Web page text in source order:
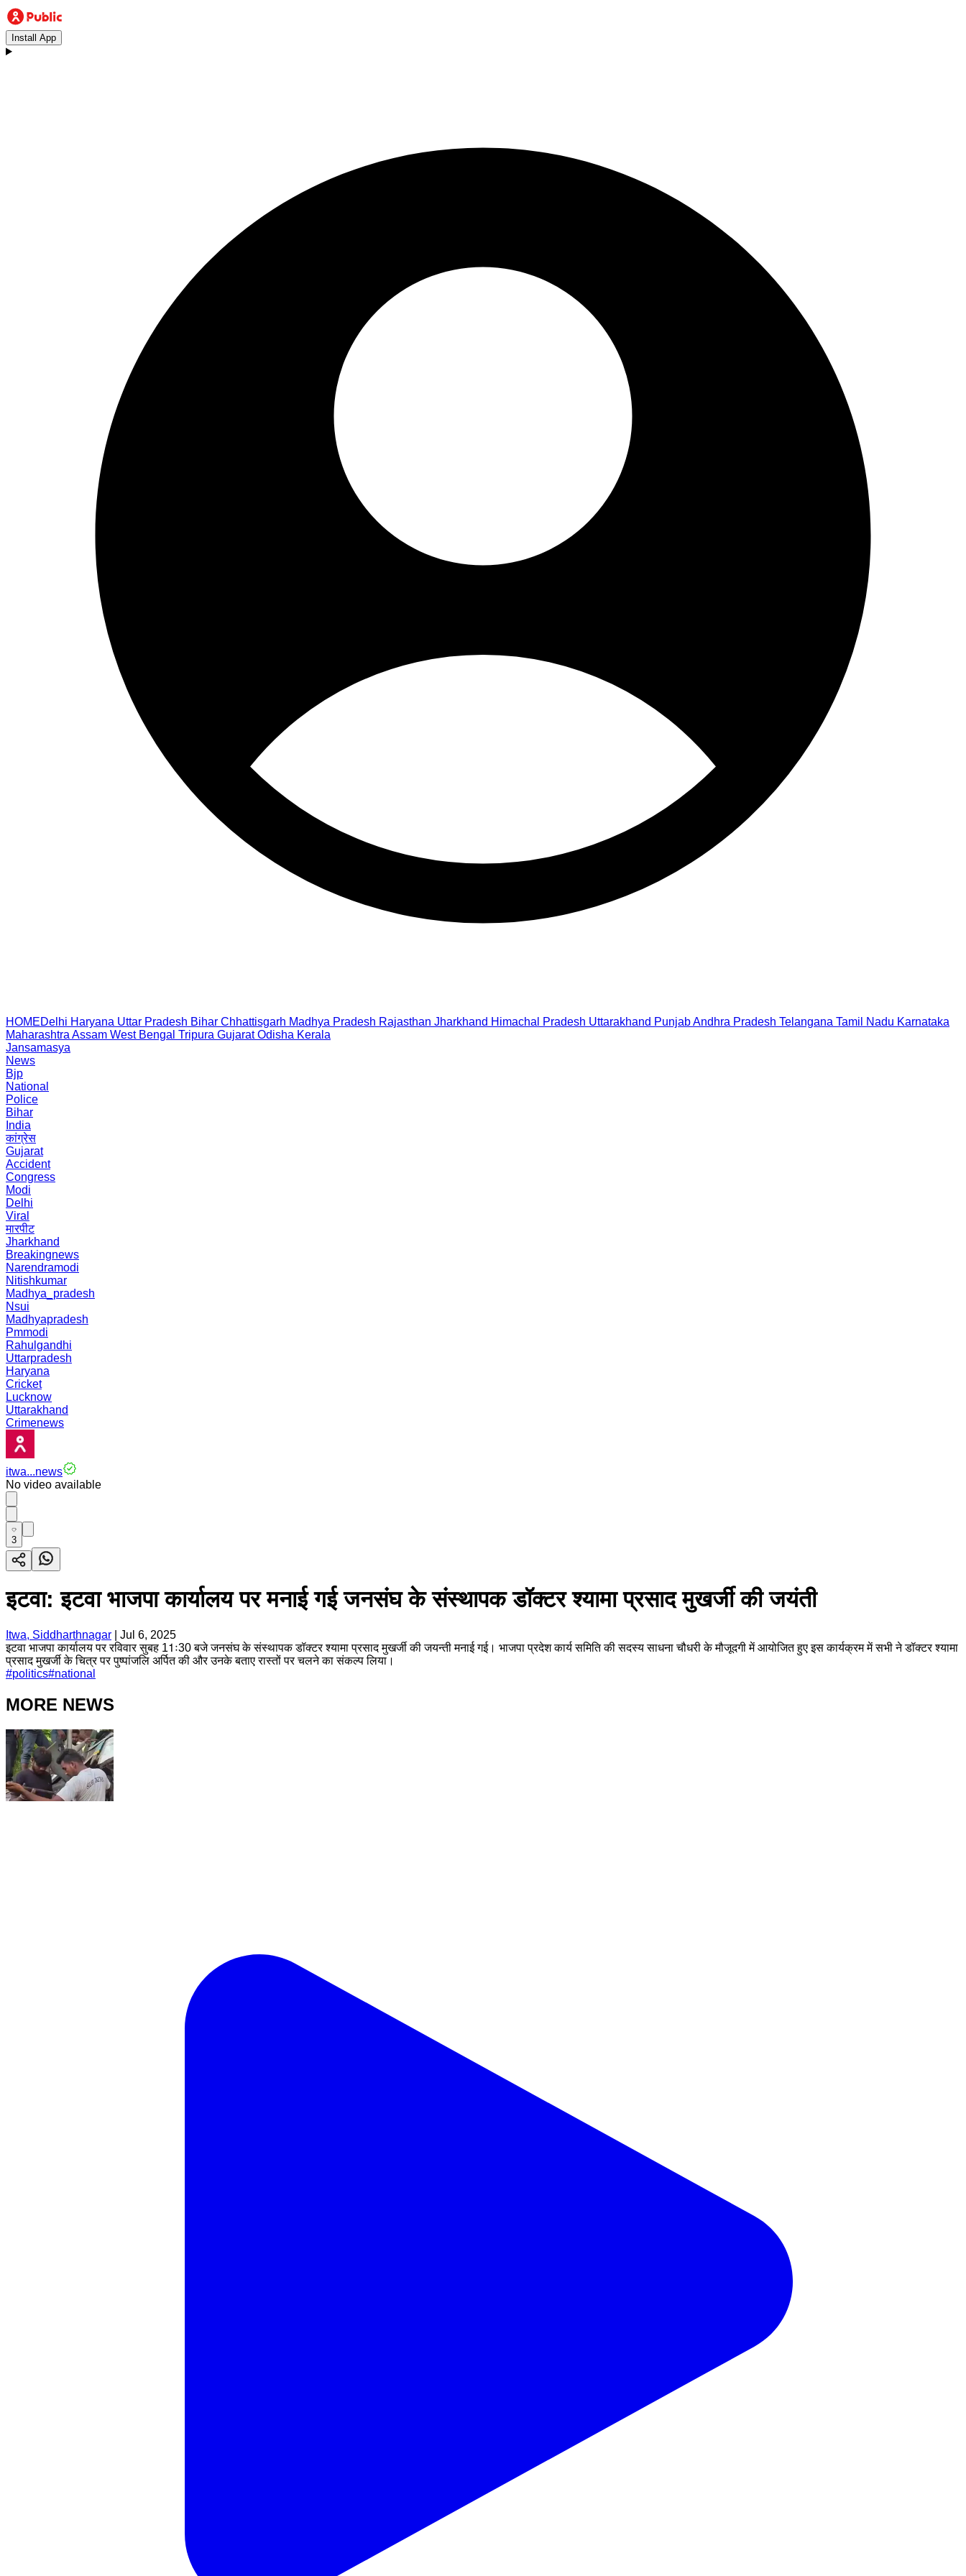
Install App
HOMEDelhi Haryana Uttar Pradesh Bihar Chhattisgarh Madhya Pradesh Rajasthan Jharkhand Himachal Pradesh Uttarakhand PunjabAndhra Pradesh Telangana Tamil Nadu Karnataka
Maharashtra Assam West Bengal Tripura Gujarat Odisha Kerala
Jansamasya
News
Bjp
National
Police
Bihar
India
कांग्रेस
Gujarat
Accident
Congress
Modi
Delhi
Viral
मारपीट
Jharkhand
Breakingnews
Narendramodi
Nitishkumar
Madhya_pradesh
Nsui
Madhyapradesh
Pmmodi
Rahulgandhi
Uttarpradesh
Haryana
Cricket
Lucknow
Uttarakhand
Crimenews
itwa...news
No video available
3
इटवा: इटवा भाजपा कार्यालय पर मनाई गई जनसंघ के संस्थापक डॉक्टर श्यामा प्रसाद मुखर्जी की जयंती
Itwa, Siddharthnagar
Jul 6, 2025
इटवा भाजपा कार्यालय पर रविवार सुबह 11ः30 बजे जनसंघ के संस्थापक डॉक्टर श्यामा प्रसाद मुखर्जी की जयन्ती मनाई गई। भाजपा प्रदेश कार्य समिति की सदस्य साधना चौधरी के मौजूदगी में आयोजित हुए इस कार्यक्रम में सभी ने डॉक्टर श्यामा
प्रसाद मुखर्जी के चित्र पर पुष्पांजलि अर्पित की और उनके बताए रास्तों पर चलने का संकल्प लिया।
#politics#national
MORE NEWS